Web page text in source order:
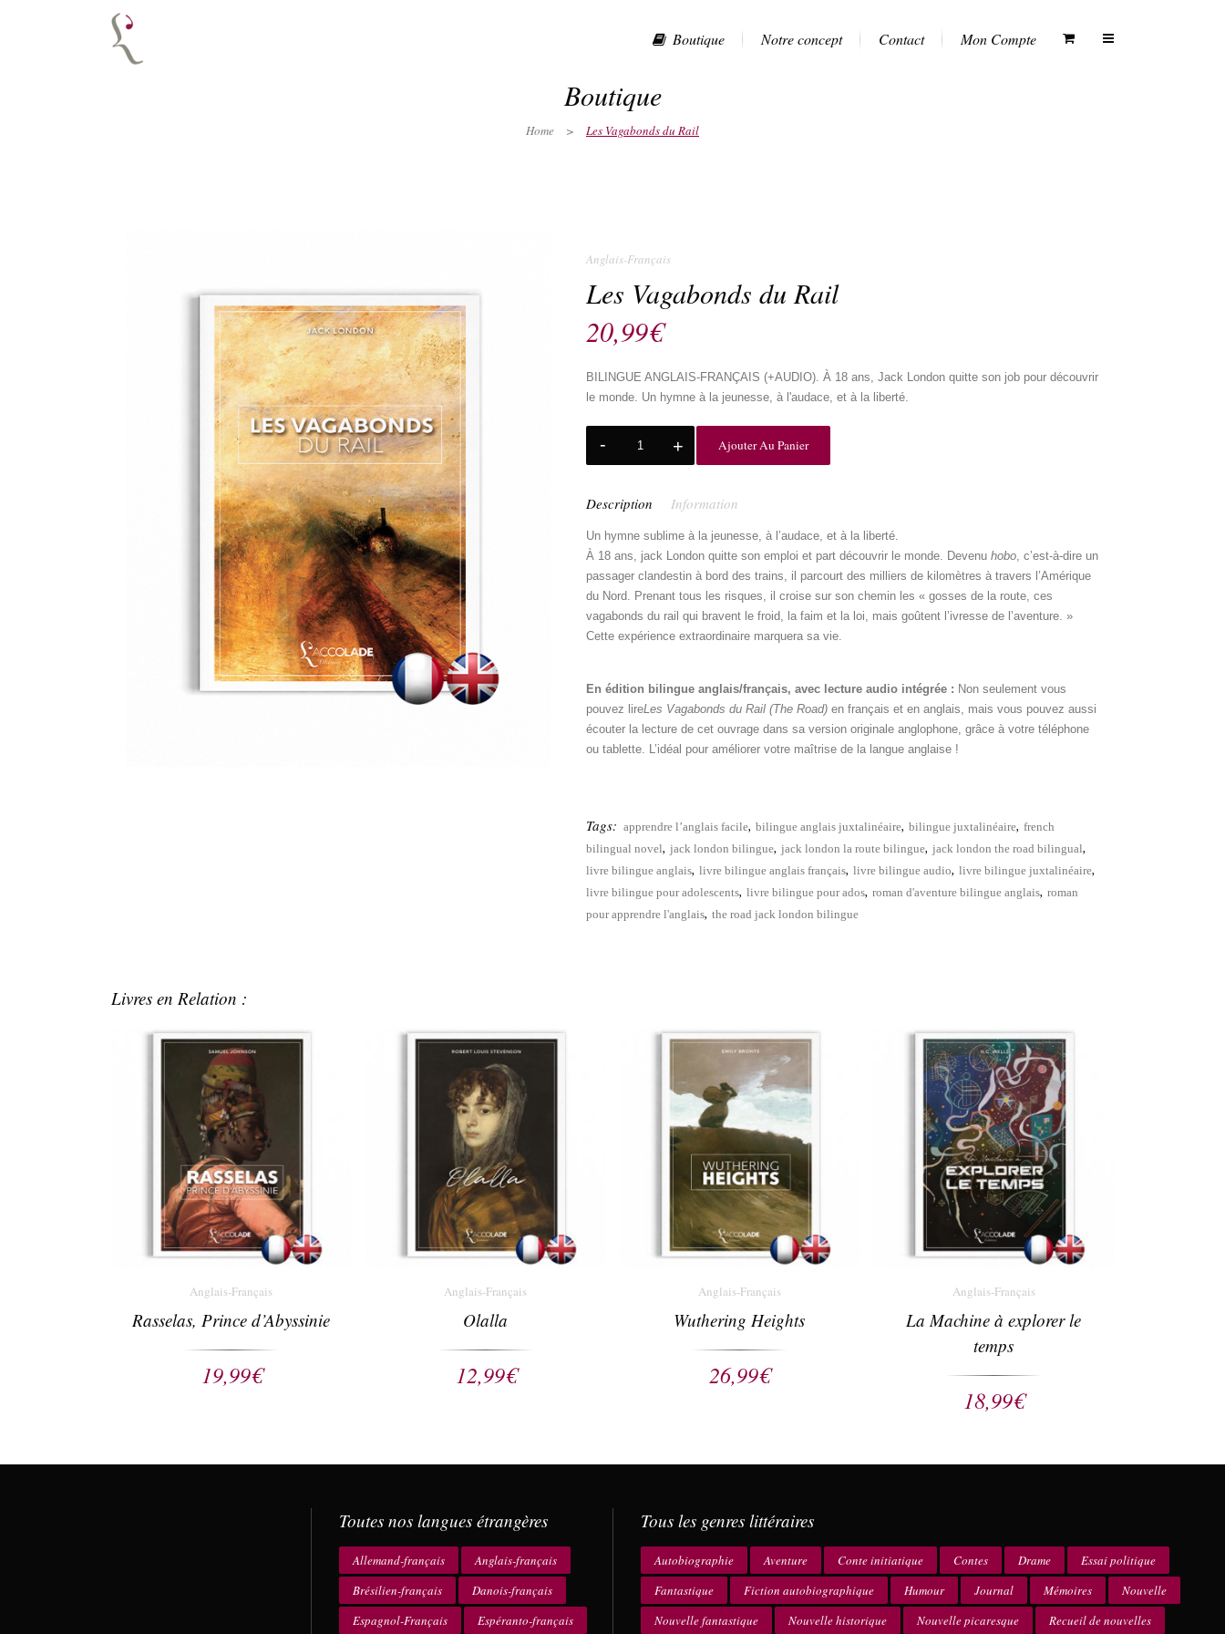
Boutique Notre concept Contact Mon Compte
Boutique
Home > Les Vagabonds du Rail
Anglais-Français
Les Vagabonds du Rail
20,99€
BILINGUE ANGLAIS-FRANÇAIS (+AUDIO). À 18 ans, Jack London quitte son job pour découvrir
le monde. Un hymne à la jeunesse, à l'audace, et à la liberté.
Ajouter Au Panier
Description Information
Un hymne sublime à la jeunesse, à l’audace, et à la liberté.
À 18 ans, jack London quitte son emploi et part découvrir le monde. Devenuhobo, c’est-à-dire un
passager clandestin à bord des trains, il parcourt des milliers de kilomètres à travers l’Amérique
du Nord. Prenant tous les risques, il croise sur son chemin les « gosses de la route, ces
vagabonds du rail qui bravent le froid, la faim et la loi, mais goûtent l’ivresse de l’aventure. »
Cette expérience extraordinaire marquera sa vie.
En édition bilingue anglais/français, avec lecture audio intégrée : Non seulement vous
pouvez lireLes Vagabonds du Rail (The Road) en français et en anglais, mais vous pouvez aussi
écouter la lecture de cet ouvrage dans sa version originale anglophone, grâce à votre téléphone
ou tablette. L’idéal pour améliorer votre maîtrise de la langue anglaise !
Tags: apprendre l’anglais facile,bilingue anglais juxtalinéaire,bilingue juxtalinéaire,french
bilingual novel,jack london bilingue,jack london la route bilingue,jack london the road bilingual,
livre bilingue anglais,livre bilingue anglais français,livre bilingue audio,livre bilingue juxtalinéaire,
livre bilingue pour adolescents,livre bilingue pour ados,roman d'aventure bilingue anglais,roman
pour apprendre l'anglais,the road jack london bilingue
Livres en Relation :
Anglais-Français
Rasselas, Prince d’Abyssinie
19,99€
Anglais-Français
Olalla
12,99€
Anglais-Français
Wuthering Heights
26,99€
Anglais-Français
La Machine à explorer le
temps
18,99€
Toutes nos langues étrangères
Allemand-français
Anglais-français
Brésilien-français
Danois-français
Espagnol-Français
Espéranto-français
Tous les genres littéraires
Autobiographie Aventure Conte initiatique Contes Drame
Essai politique
Fantastique
Fiction autobiographique Humour Journal Mémoires
Nouvelle
Nouvelle fantastique
Nouvelle historique Nouvelle picaresque Recueil de nouvelles